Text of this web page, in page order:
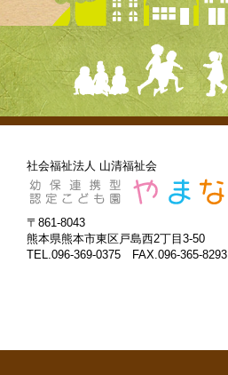
社会福祉法人 山清福祉会
〒861-8043
熊本県熊本市東区戸島西2丁目3-50
TEL.096-369-0375 FAX.096-365-8293